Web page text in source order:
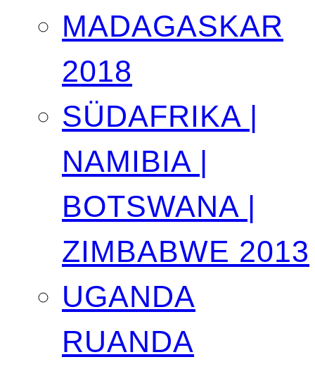
MADAGASKAR
2018
SÜDAFRIKA |
NAMIBIA |
BOTSWANA |
ZIMBABWE 2013
UGANDA
RUANDA